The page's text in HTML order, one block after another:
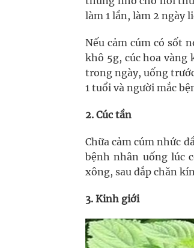
làm 1 lần, làm 2 ngày
Nếu cảm cúm có sốt
khô 5g, cúc hoa vàng
trong ngày, uống
1 tuổi và người mắc
2. Cúc tần
Chữa cảm cúm nhức
bệnh nhân uống lúc
xông, sau đắp chăn
3. Kinh giới